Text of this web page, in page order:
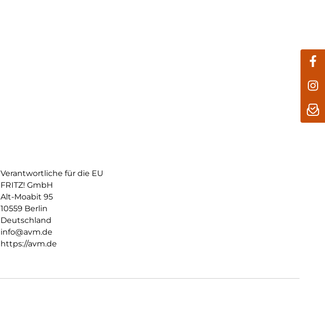
Verantwortliche für die EU
FRITZ! GmbH
Alt-Moabit 95
10559 Berlin
Deutschland
info@avm.de
https://avm.de